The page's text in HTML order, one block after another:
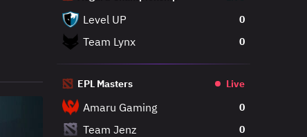
Level UP 0
Team Lynx 0
EPL Masters Live
Amaru Gaming 0
Team Jenz 0